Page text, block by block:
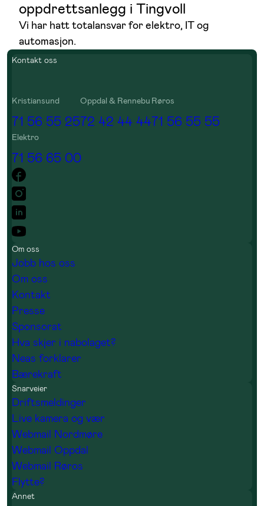
oppdrettsanlegg i Tingvoll
Vi har hatt totalansvar for elektro, IT og
automasjon.
Kontakt oss
Kristiansund
71 56 55 25
Oppdal & Rennebu
72 42 44 44
Røros
71 56 55 55
Elektro
71 56 65 00
Om oss
Jobb hos oss
Om oss
Kontakt
Presse
Sponsorat
Hva skjer i nabolaget?
Neas forklarer
Bærekraft
Snarveier
Driftsmeldinger
Live kamera og vær
Webmail Nordmøre
Webmail Oppdal
Webmail Røros
Flytte?
Annet